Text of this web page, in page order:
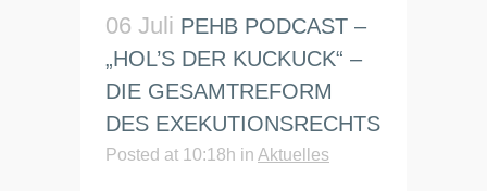
06 Juli PEHB PODCAST –
„HOL’S DER KUCKUCK“ –
DIE GESAMTREFORM
DES EXEKUTIONSRECHTS
Posted at 10:18h in Aktuelles